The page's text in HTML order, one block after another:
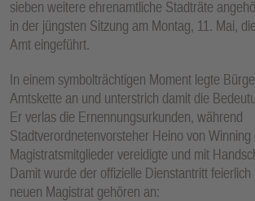
sieben weitere ehrenamtliche Stadträte
in der jüngsten Sitzung am Montag, 11. Mai,
Amt eingeführt.
In einem symbolträchtigen Moment legte
Amtskette an und unterstrich damit die
Er verlas die Ernennungsurkunden, während
Stadtverordnetenvorsteher Heino von Winning
Magistratsmitglieder vereidigte und mit
Damit wurde der offizielle Dienstantritt
neuen Magistrat gehören an: